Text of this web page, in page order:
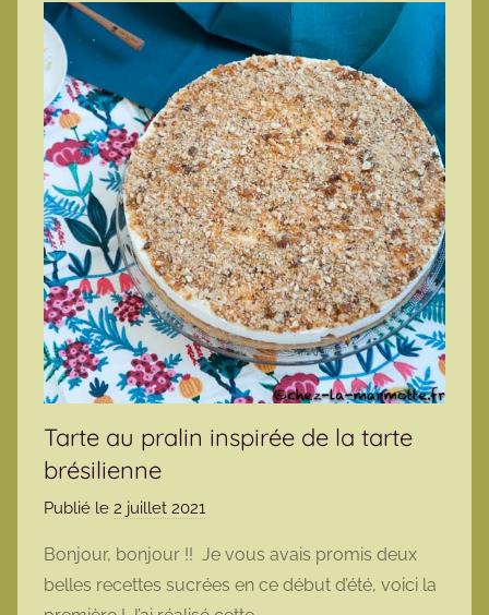
Tarte au pralin inspirée de la tarte
brésilienne
Publié le 2 juillet 2021
r
m
Bonjour, bonjour !! Je vous avais promis deux
belles recettes sucrées en ce début d’été, voici la